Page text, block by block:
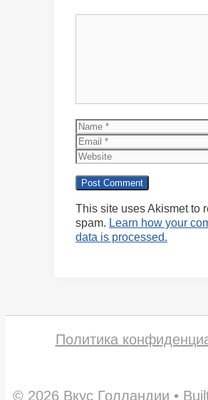
Name
This site uses Akismet to
spam. Learn how your
data is processed.
Политика
© 2026 Вкус Голландии •